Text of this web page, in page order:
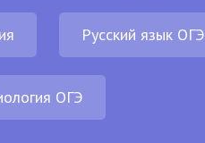
Русский язык ОГЭ
ОГЭ